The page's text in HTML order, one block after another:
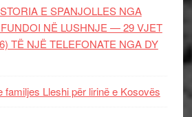
E SPANJOLLES NGA
NË LUSHNJE — 29 VJET
TË NJË TELEFONATE NGA DY
familjes Lleshi për lirinë e Kosovës